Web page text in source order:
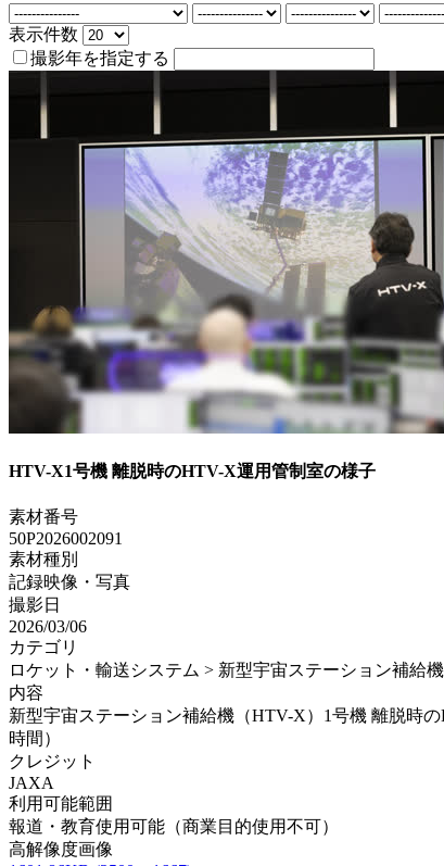
表示件数
撮影年を指定する
HTV-X1号機 離脱時のHTV-X運用管制室の様子
素材番号
50P2026002091
素材種別
記録映像・写真
撮影日
2026/03/06
カテゴリ
ロケット・輸送システム > 新型宇宙ステーション補給
内容
新型宇宙ステーション補給機（HTV-X）1号機 離脱時
時間）
クレジット
JAXA
利用可能範囲
報道・教育使用可能（商業目的使用不可）
高解像度画像